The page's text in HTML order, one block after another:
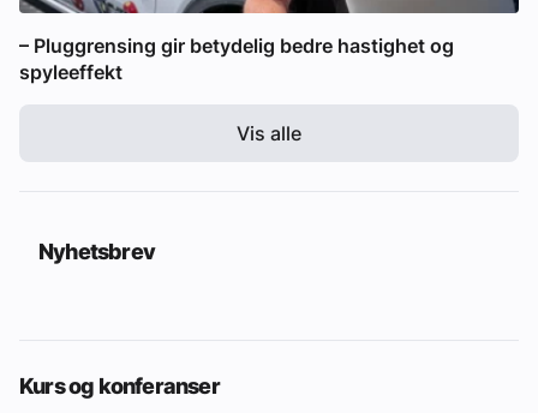
– Pluggrensing gir betydelig bedre hastighet og
spyleeffekt
Vis alle
Nyhetsbrev
Kurs og konferanser